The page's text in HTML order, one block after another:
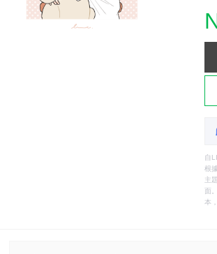
自
根
主
面
本